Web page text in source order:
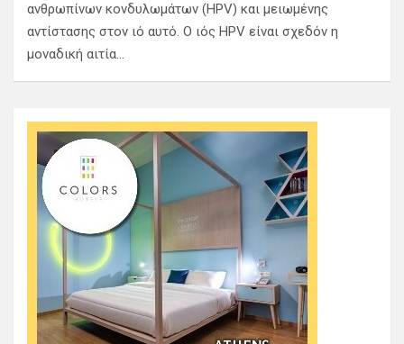
ανθρωπίνων κονδυλωμάτων (HPV) και μειωμένης
αντίστασης στον ιό αυτό. O ιός HPV είναι σχεδόν η
μοναδική αιτία…